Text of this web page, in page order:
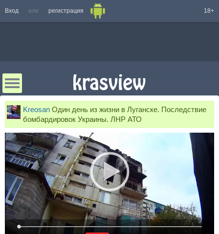
Вход или регистрация 18+
Kreosan Один день из жизни в Луганске. Последствие
бомбардировок Украины. ЛНР АТО